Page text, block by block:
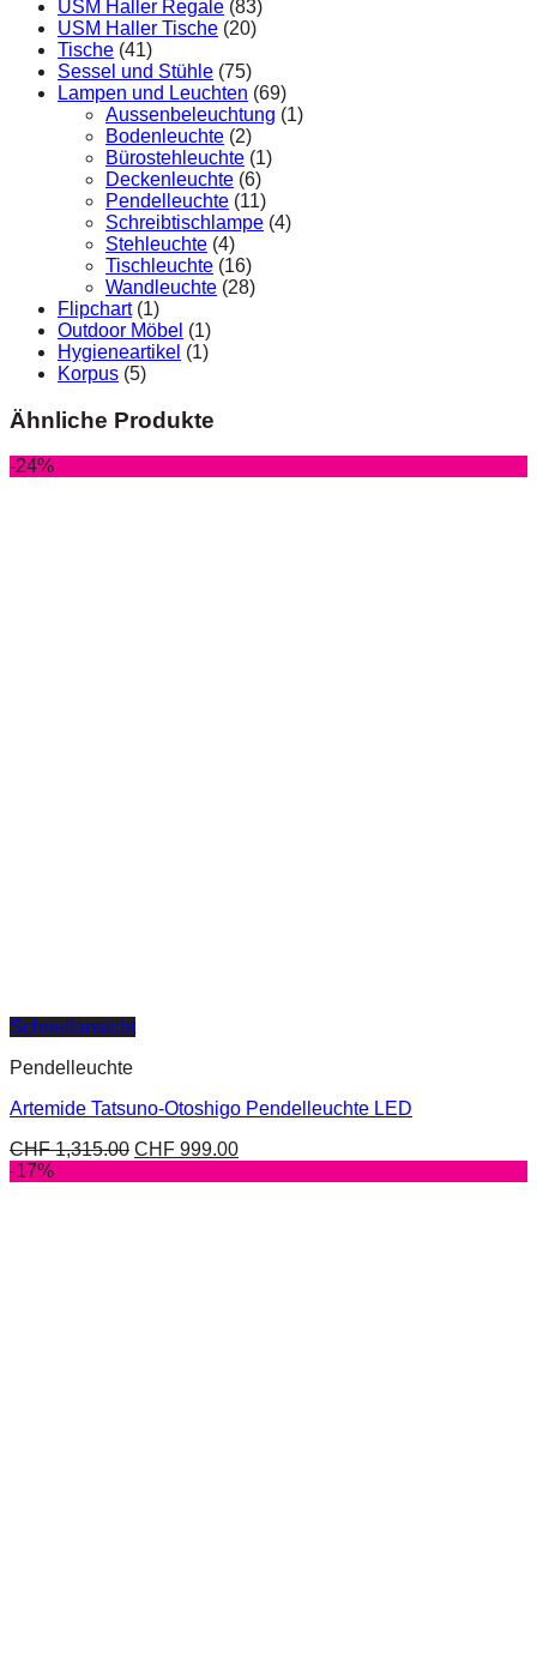
USM Haller Regale (83)
USM Haller Tische (20)
Tische (41)
Sessel und Stühle (75)
Lampen und Leuchten (69)
Aussenbeleuchtung (1)
Bodenleuchte (2)
Bürostehleuchte (1)
Deckenleuchte (6)
Pendelleuchte (11)
Schreibtischlampe (4)
Stehleuchte (4)
Tischleuchte (16)
Wandleuchte (28)
Flipchart (1)
Outdoor Möbel (1)
Hygieneartikel (1)
Korpus (5)
Ähnliche Produkte
-24%
Schnellansicht
Pendelleuchte
Artemide Tatsuno-Otoshigo Pendelleuchte LED
CHF1,315.00 CHF 999.00
-17%